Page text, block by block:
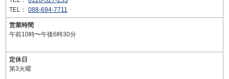
TEL： 088-694-7711
営業時間
午前10時〜午後6時30分
定休日
第3火曜